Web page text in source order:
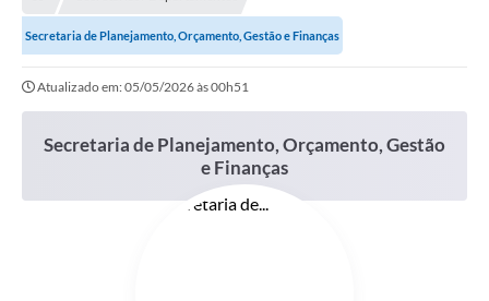
Secretaria de Planejamento, Orçamento, Gestão e Finanças
Atualizado em: 05/05/2026 às 00h51
Secretaria de Planejamento, Orçamento, Gestão
e Finanças